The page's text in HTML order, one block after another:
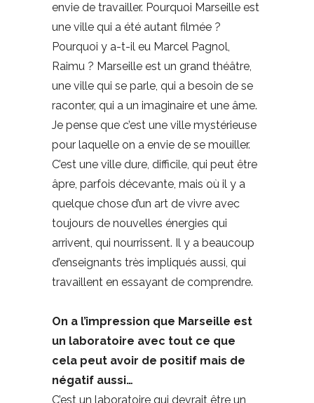
envie de travailler. Pourquoi Marseille est
une ville qui a été autant filmée ?
Pourquoi y a-t-il eu Marcel Pagnol,
Raimu ? Marseille est un grand théâtre,
une ville qui se parle, qui a besoin de se
raconter, qui a un imaginaire et une âme.
Je pense que c’est une ville mystérieuse
pour laquelle on a envie de se mouiller.
C’est une ville dure, difficile, qui peut être
âpre, parfois décevante, mais où il y a
quelque chose d’un art de vivre avec
toujours de nouvelles énergies qui
arrivent, qui nourrissent. Il y a beaucoup
d’enseignants très impliqués aussi, qui
travaillent en essayant de comprendre.
On a l’impression que Marseille est
un laboratoire avec tout ce que
cela peut avoir de positif mais de
négatif aussi…
C’est un laboratoire qui devrait être un